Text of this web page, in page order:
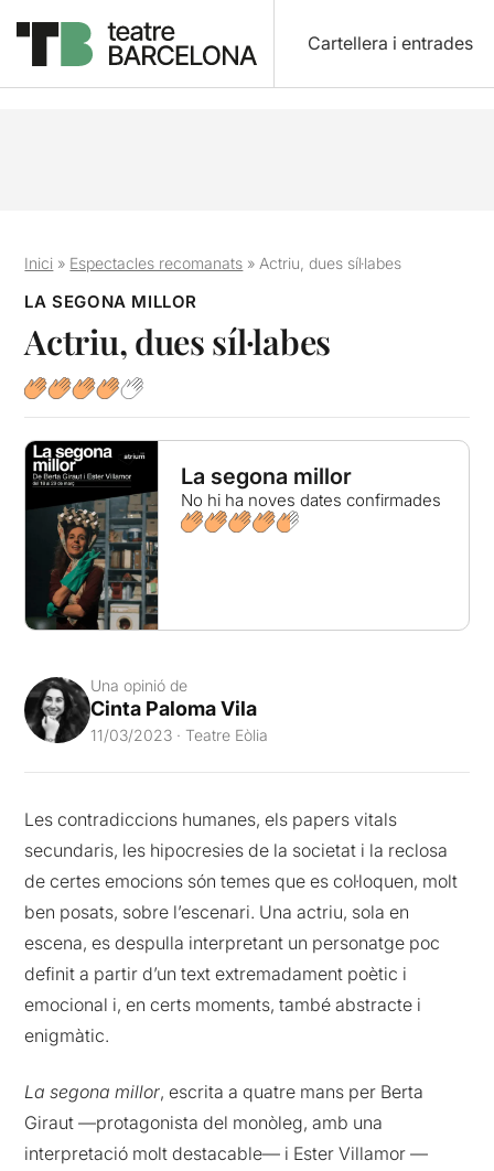
Cartellera i entrades
Inici » Espectacles recomanats » Actriu, dues síl·labes
LA SEGONA MILLOR
Actriu, dues síl·labes
La segona millor
No hi ha noves dates confirmades
Una opinió de
Cinta Paloma Vila
11/03/2023 · Teatre Eòlia
Les contradiccions humanes, els papers vitals
secundaris, les hipocresies de la societat i la reclosa
de certes emocions són temes que es col·loquen, molt
ben posats, sobre l’escenari. Una actriu, sola en
escena, es despulla interpretant un personatge poc
definit a partir d’un text extremadament poètic i
emocional i, en certs moments, també abstracte i
enigmàtic.
La segona millor, escrita a quatre mans per Berta
Giraut —protagonista del monòleg, amb una
interpretació molt destacable— i Ester Villamor —